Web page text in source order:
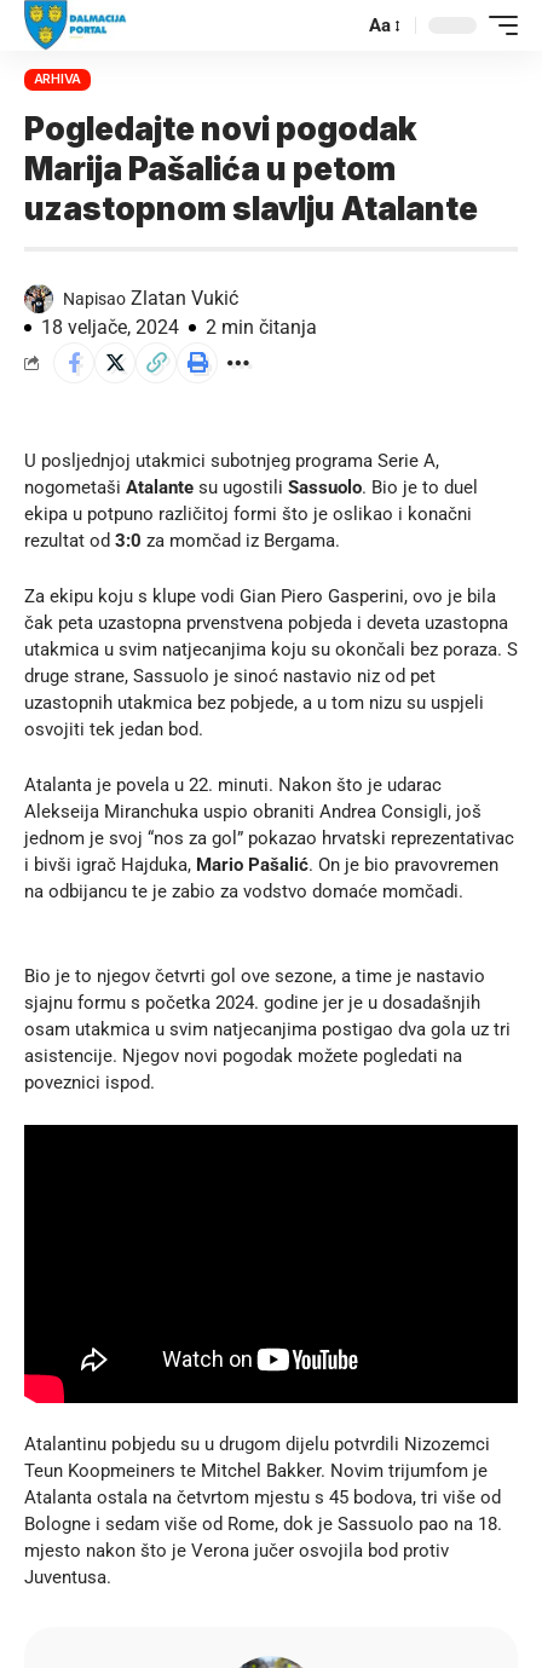
Aa
ARHIVA
Pogledajte novi pogodak
Marija Pašalića u petom
uzastopnom slavlju Atalante
Napisao Zlatan Vukić
18 veljače, 2024
2 min čitanja
U posljednjoj utakmici subotnjeg programa Serie A,
nogometaši Atalante su ugostili Sassuolo. Bio je to duel
ekipa u potpuno različitoj formi što je oslikao i konačni
rezultat od 3:0 za momčad iz Bergama.
Za ekipu koju s klupe vodi Gian Piero Gasperini, ovo je bila
čak peta uzastopna prvenstvena pobjeda i deveta uzastopna
utakmica u svim natjecanjima koju su okončali bez poraza. S
druge strane, Sassuolo je sinoć nastavio niz od pet
uzastopnih utakmica bez pobjede, a u tom nizu su uspjeli
osvojiti tek jedan bod.
Atalanta je povela u 22. minuti. Nakon što je udarac
Alekseija Miranchuka uspio obraniti Andrea Consigli, još
jednom je svoj “nos za gol” pokazao hrvatski reprezentativac
i bivši igrač Hajduka, Mario Pašalić. On je bio pravovremen
na odbijancu te je zabio za vodstvo domaće momčadi.
Bio je to njegov četvrti gol ove sezone, a time je nastavio
sjajnu formu s početka 2024. godine jer je u dosadašnjih
osam utakmica u svim natjecanjima postigao dva gola uz tri
asistencije. Njegov novi pogodak možete pogledati na
poveznici ispod.
Atalantinu pobjedu su u drugom dijelu potvrdili Nizozemci
Teun Koopmeiners te Mitchel Bakker. Novim trijumfom je
Atalanta ostala na četvrtom mjestu s 45 bodova, tri više od
Bologne i sedam više od Rome, dok je Sassuolo pao na 18.
mjesto nakon što je Verona jučer osvojila bod protiv
Juventusa.